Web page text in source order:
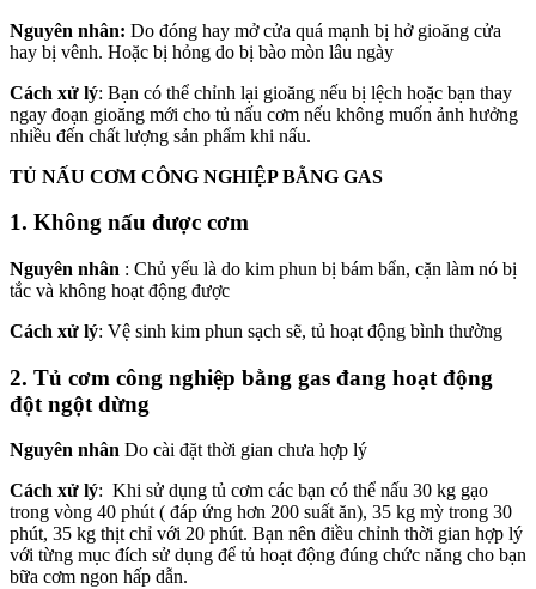
Nguyên nhân: Do đóng hay mở cửa quá mạnh bị hở gioăng cửa
hay bị vênh. Hoặc bị hỏng do bị bào mòn lâu ngày
Cách xử lý: Bạn có thể chỉnh lại gioăng nếu bị lệch hoặc bạn thay
ngay đoạn gioăng mới cho tủ nấu cơm nếu không muốn ảnh hưởng
nhiều đến chất lượng sản phẩm khi nấu.
TỦ NẤU CƠM CÔNG NGHIỆP BẰNG GAS
1. Không nấu được cơm
Nguyên nhân : Chủ yếu là do kim phun bị bám bẩn, cặn làm nó bị
tắc và không hoạt động được
Cách xử lý: Vệ sinh kim phun sạch sẽ, tủ hoạt động bình thường
2. Tủ cơm công nghiệp bằng gas đang hoạt động
đột ngột dừng
Nguyên nhân Do cài đặt thời gian chưa hợp lý
Cách xử lý: Khi sử dụng tủ cơm các bạn có thể nấu 30 kg gạo
trong vòng 40 phút ( đáp ứng hơn 200 suất ăn), 35 kg mỳ trong 30
phút, 35 kg thịt chỉ với 20 phút. Bạn nên điều chỉnh thời gian hợp lý
với từng mục đích sử dụng để tủ hoạt động đúng chức năng cho bạn
bữa cơm ngon hấp dẫn.